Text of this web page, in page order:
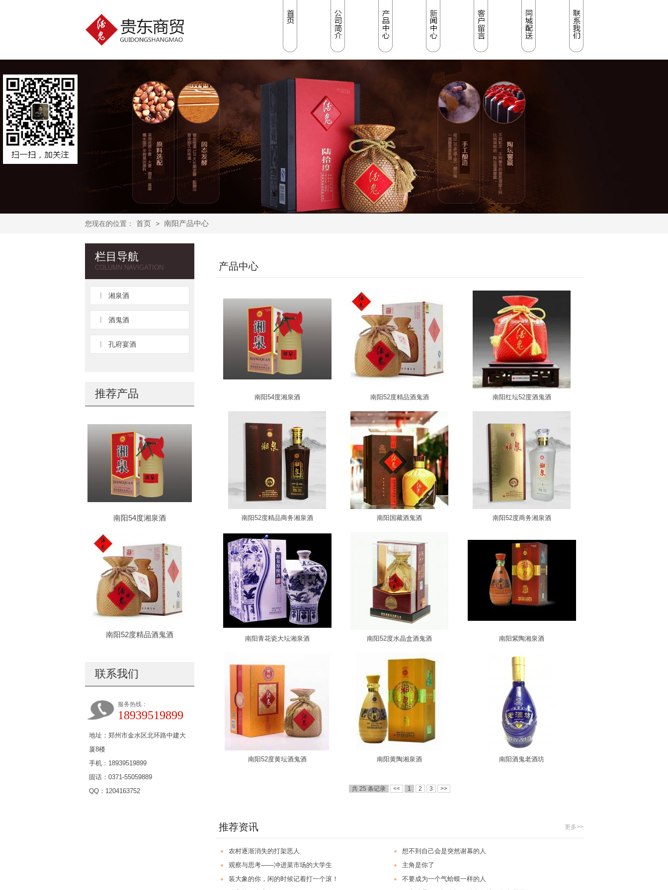
您现在的位置： 首页 > 南阳产品中心
栏目导航
COLUMN NAVIGATION
湘泉酒
酒鬼酒
孔府宴酒
推荐产品
南阳54度湘泉酒
南阳52度精品酒鬼酒
联系我们
服务热线：
18939519899
地址：郑州市金水区北环路中建大
厦8楼
手机：18939519899
固话：0371-55059889
QQ：1204163752
产品中心
南阳54度湘泉酒 南阳52度精品酒鬼酒 南阳红坛52度酒鬼酒
南阳52度精品商务湘泉酒 南阳国藏酒鬼酒 南阳52度商务湘泉酒
南阳青花瓷大坛湘泉酒 南阳52度水晶盒酒鬼酒 南阳紫陶湘泉酒
南阳52度黄坛酒鬼酒 南阳黄陶湘泉酒 南阳酒鬼老酒坊
共 25 条记录 << 1 2 3 >>
推荐资讯 更多>>
农村逐渐消失的打架恶人
想不到自己会是突然谢幕的人
观察与思考——冲进菜市场的大学生
主角是你了
装大象的你，闲的时候记着打一个滚！
不要成为一个气蛤蟆一样的人